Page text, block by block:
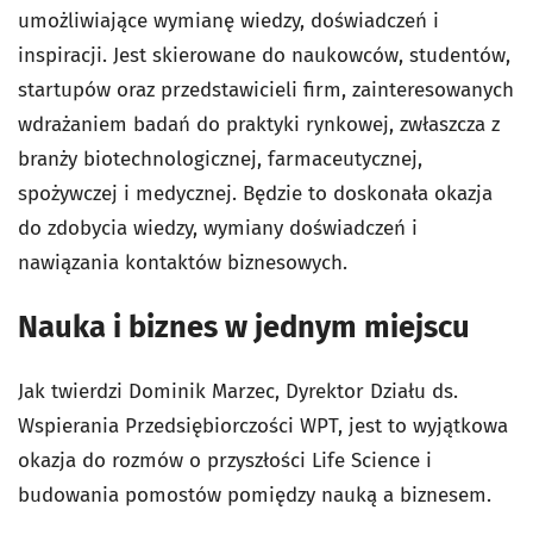
umożliwiające wymianę wiedzy, doświadczeń i
inspiracji. Jest skierowane do naukowców, studentów,
startupów oraz przedstawicieli firm, zainteresowanych
wdrażaniem badań do praktyki rynkowej, zwłaszcza z
branży biotechnologicznej, farmaceutycznej,
spożywczej i medycznej. Będzie to doskonała okazja
do zdobycia wiedzy, wymiany doświadczeń i
nawiązania kontaktów biznesowych.
Nauka i biznes w jednym miejscu
Jak twierdzi Dominik Marzec, Dyrektor Działu ds.
Wspierania Przedsiębiorczości WPT, jest to wyjątkowa
okazja do rozmów o przyszłości Life Science i
budowania pomostów pomiędzy nauką a biznesem.